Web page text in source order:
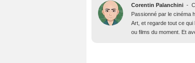
Corentin Palanchini -
Passionné par le cinéma
Art, et regarde tout ce qui
ou films du moment. Et